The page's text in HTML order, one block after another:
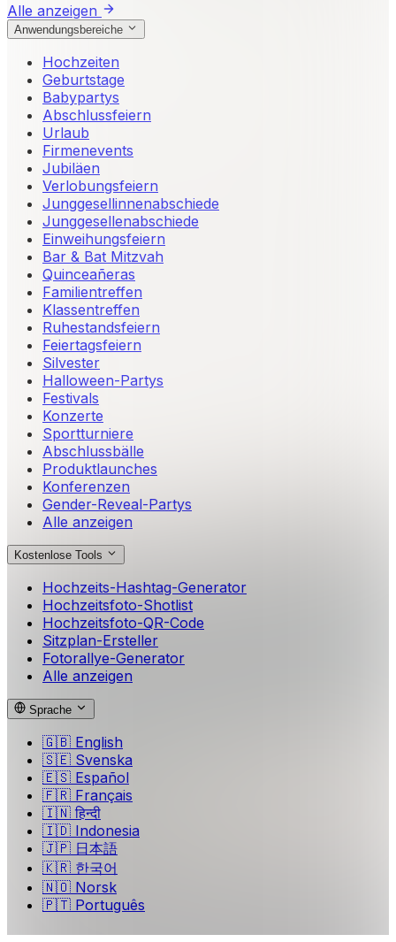
Alle anzeigen
Anwendungsbereiche
Hochzeiten
Geburtstage
Babypartys
Abschlussfeiern
Urlaub
Firmenevents
Jubiläen
Verlobungsfeiern
Junggesellinnenabschiede
Junggesellenabschiede
Einweihungsfeiern
Bar & Bat Mitzvah
Quinceañeras
Familientreffen
Klassentreffen
Ruhestandsfeiern
Feiertagsfeiern
Silvester
Halloween-Partys
Festivals
Konzerte
Sportturniere
Abschlussbälle
Produktlaunches
Konferenzen
Gender-Reveal-Partys
Alle anzeigen
Kostenlose Tools
Hochzeits-Hashtag-Generator
Hochzeitsfoto-Shotlist
Hochzeitsfoto-QR-Code
Sitzplan-Ersteller
Fotorallye-Generator
Alle anzeigen
Sprache
🇬🇧 English
🇸🇪 Svenska
🇪🇸 Español
🇫🇷 Français
🇮🇳 हिन्दी
🇮🇩 Indonesia
🇯🇵 日本語
🇰🇷 한국어
🇳🇴 Norsk
🇵🇹 Português